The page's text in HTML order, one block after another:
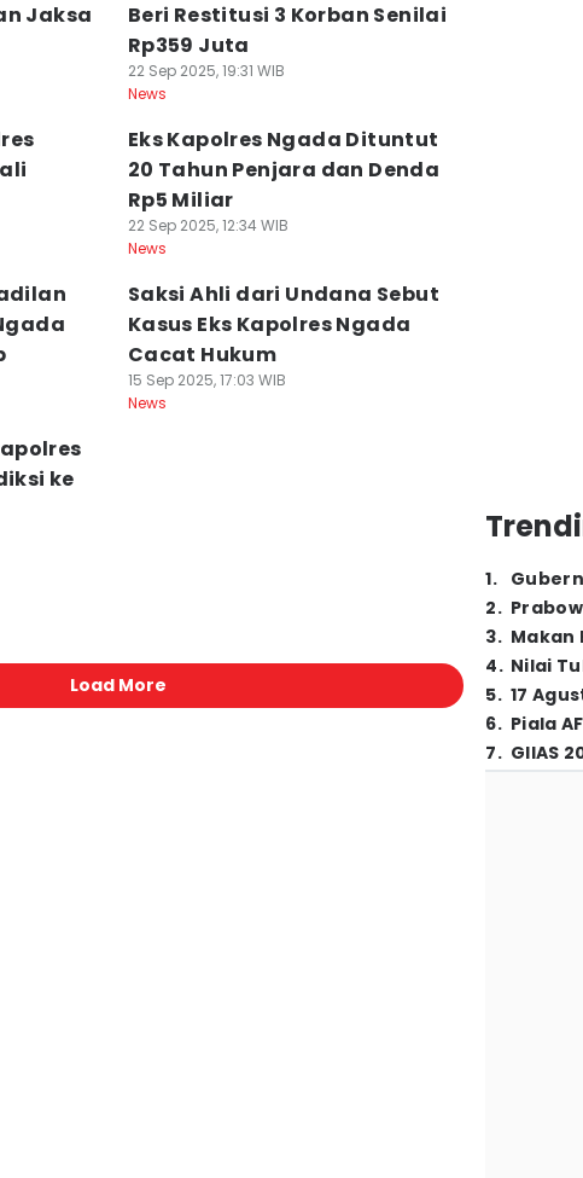
Jaksa
Beri Restitusi 3 Korban Senilai
Rp359 Juta
22 Sep 2025, 19:31 WIB
News
Eks Kapolres Ngada Dituntut
20 Tahun Penjara dan Denda
Rp5 Miliar
22 Sep 2025, 12:34 WIB
News
Saksi Ahli dari Undana Sebut
Kasus Eks Kapolres Ngada
Cacat Hukum
15 Sep 2025, 17:03 WIB
News
ke
Load More
1.
2.
3. Makan
4. Nilai
5. 17
6. Piala
7. GIIAS